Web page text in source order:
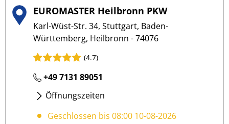
EUROMASTER Heilbronn PKW
Karl-Wüst-Str. 34, Stuttgart, Baden-
Württemberg, Heilbronn - 74076
(4.7)
+49 7131 89051
Öffnungszeiten
Mo- Fr:08:00 17:00
Geschlossen bis 08:00 10-08-2026